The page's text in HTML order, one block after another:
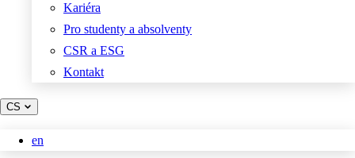
Kariéra
Pro studenty a absolventy
CSR a ESG
Kontakt
CS
en